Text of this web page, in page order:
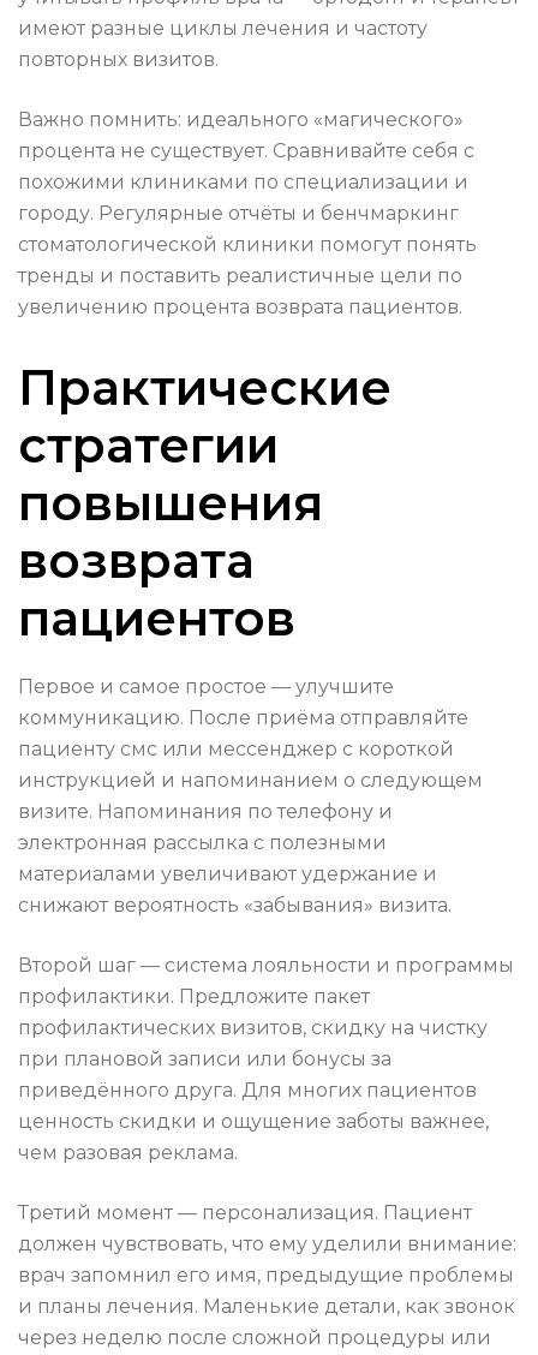
имеют разные циклы лечения и частоту
повторных визитов.
Важно помнить: идеального «магического»
процента не существует. Сравнивайте себя с
похожими клиниками по специализации и
городу. Регулярные отчёты и бенчмаркинг
стоматологической клиники помогут понять
тренды и поставить реалистичные цели по
увеличению процента возврата пациентов.
Практические
стратегии
повышения
возврата
пациентов
Первое и самое простое — улучшите
коммуникацию. После приёма отправляйте
пациенту смс или мессенджер с короткой
инструкцией и напоминанием о следующем
визите. Напоминания по телефону и
электронная рассылка с полезными
материалами увеличивают удержание и
снижают вероятность «забывания» визита.
Второй шаг — система лояльности и программы
профилактики. Предложите пакет
профилактических визитов, скидку на чистку
при плановой записи или бонусы за
приведённого друга. Для многих пациентов
ценность скидки и ощущение заботы важнее,
чем разовая реклама.
Третий момент — персонализация. Пациент
должен чувствовать, что ему уделили внимание:
врач запомнил его имя, предыдущие проблемы
и планы лечения. Маленькие детали, как звонок
через неделю после сложной процедуры или